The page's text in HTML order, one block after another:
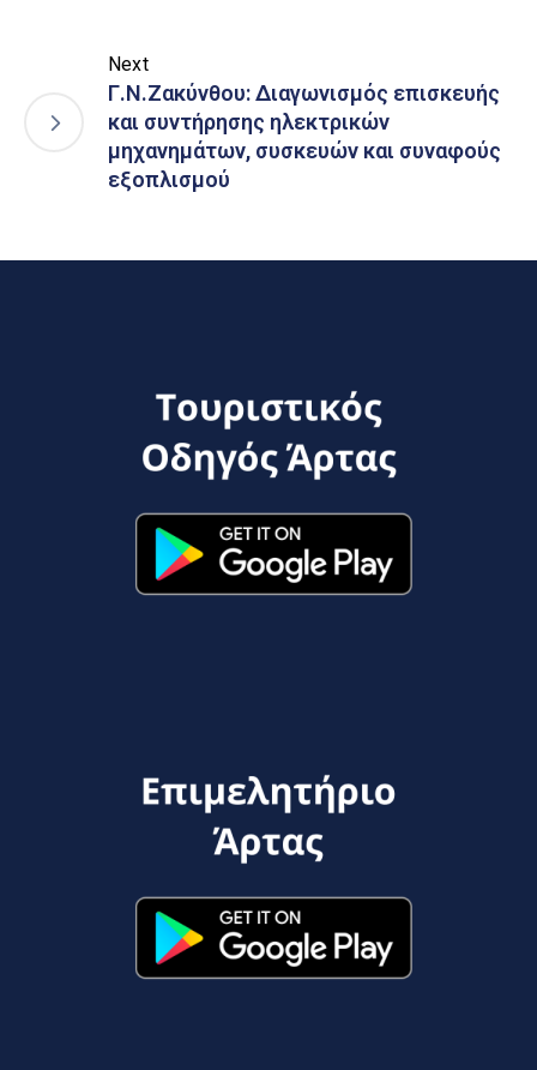
Next
Γ.Ν.Ζακύνθου: Διαγωνισμός επισκευής
και συντήρησης ηλεκτρικών
μηχανημάτων, συσκευών και συναφούς
εξοπλισμού